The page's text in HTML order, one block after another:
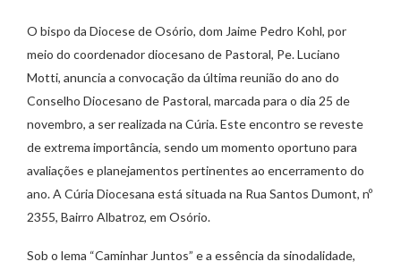
O bispo da Diocese de Osório, dom Jaime Pedro Kohl, por
meio do coordenador diocesano de Pastoral, Pe. Luciano
Motti, anuncia a convocação da última reunião do ano do
Conselho Diocesano de Pastoral, marcada para o dia 25 de
novembro, a ser realizada na Cúria. Este encontro se reveste
de extrema importância, sendo um momento oportuno para
avaliações e planejamentos pertinentes ao encerramento do
ano. A Cúria Diocesana está situada na Rua Santos Dumont, nº
2355, Bairro Albatroz, em Osório.
Sob o lema “Caminhar Juntos” e a essência da sinodalidade,